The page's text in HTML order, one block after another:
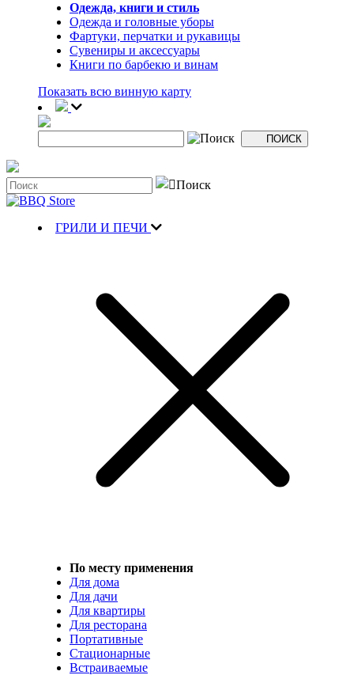
Одежда, книги и стиль
Одежда и головные уборы
Фартуки, перчатки и рукавицы
Сувениры и аксессуары
Книги по барбекю и винам
Показать всю винную карту
ГРИЛИ И ПЕЧИ
По месту применения
Для дома
Для дачи
Для квартиры
Для ресторана
Портативные
Стационарные
Встраиваемые